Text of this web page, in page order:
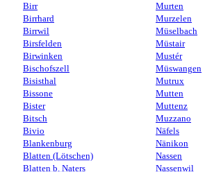
Birr
Birrhard
Birrwil
Birsfelden
Birwinken
Bischofszell
Bisisthal
Bissone
Bister
Bitsch
Bivio
Blankenburg
Blatten (Lötschen)
Blatten b. Naters
Murten
Murzelen
Müselbach
Müstair
Mustér
Müswangen
Mutrux
Mutten
Muttenz
Muzzano
Näfels
Nänikon
Nassen
Nassenwil